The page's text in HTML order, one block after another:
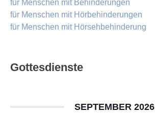
für Menschen mit Behinderungen
für Menschen mit Hörbehinderungen
für Menschen mit Hörsehbehinderung
Gottesdienste
SEPTEMBER 2026